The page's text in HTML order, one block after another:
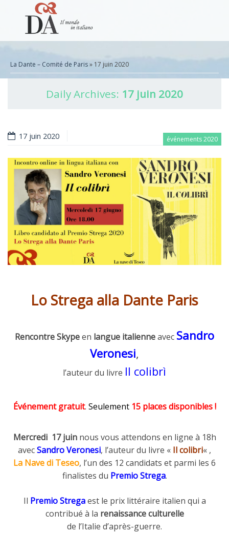
La Dante – Comité de Paris» 17 juin 2020
Daily Archives: 17 juin 2020
événements 2020
17 juin 2020
Lo Strega alla Dante Paris
RencontreSkypeen langue italienneavec Sandro
Veronesi,
l’auteur du livre Il colibrì
Événement gratuit. Seulement 15 places disponibles!
Mercredi 17 juinnous vous attendons en ligne à 18h
avecSandro Veronesi, l’auteur du livre « Il colibri« ,
La Nave di Teseo, l’un des 12 candidats et parmi les 6
finalistes du Premio Strega.
Il Premio Stregaest le prix littéraire italien qui a
contribué à la renaissance culturelle
de l’Italie d’après-guerre.